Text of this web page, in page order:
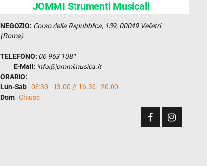
JOMMI Strumenti Musicali
NEGOZIO: Corso della Repubblica, 139, 00049 Velletri
(Roma)
TELEFONO: 06 963 1081
E-Mail: info@jommimusica.it
ORARIO:
Lun-Sab 08:30 - 13.00 // 16.30 - 20.00
DomChiuso